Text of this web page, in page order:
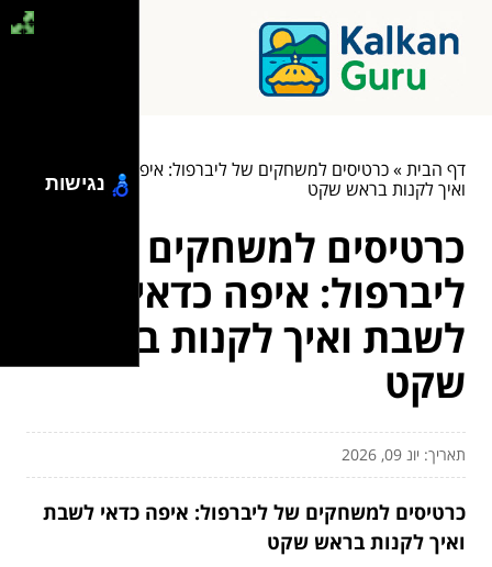
דף הבית»כרטיסים למשחקים של ליברפול: איפה כדאי לשבת
ואיך לקנות בראש שקט
כרטיסים למשחקים של
ליברפול: איפה כדאי
לשבת ואיך לקנות בראש
שקט
תאריך: יונ 09, 2026
כרטיסים למשחקים של ליברפול: איפה כדאי לשבת
ואיך לקנות בראש שקט
נגישות